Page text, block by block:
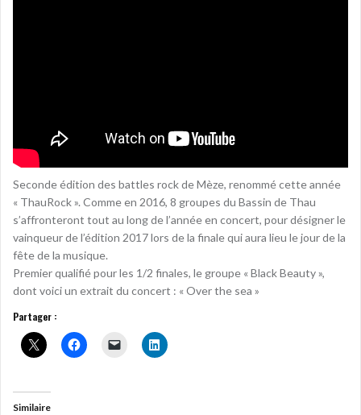
Seconde édition des battles rock de Mèze, renommé cette année
« ThauRock ». Comme en 2016, 8 groupes du Bassin de Thau
s’affronteront tout au long de l’année en concert, pour désigner le
vainqueur de l’édition 2017 lors de la finale qui aura lieu le jour de la
fête de la musique.
Premier qualifié pour les 1/2 finales, le groupe « Black Beauty »,
dont voici un extrait du concert : « Over the sea »
Partager :
Similaire